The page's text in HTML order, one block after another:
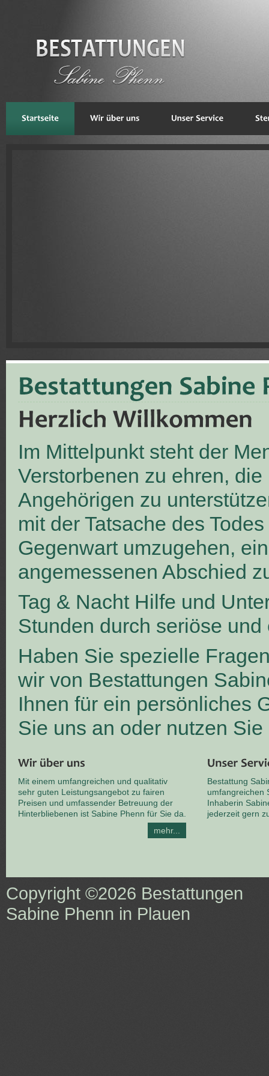
Im Mittelpunkt steht der
Verstorbenen zu ehren, die
Angehörigen zu
mit der Tatsache des
Gegenwart umzugehen,
angemessenen Abschied
Tag & Nacht Hilfe und
Stunden durch seriöse
Haben Sie spezielle
wir von Bestattungen
Ihnen für ein persönliches
Sie uns an oder nutzen
Mit einem umfangreichen und qualitativ
sehr guten Leistungsangebot zu fairen
Preisen und umfassender Betreuung der
Hinterbliebenen ist Sabine Phenn für Sie da.
mehr...
Bestattung
umfangreichen
Inhaberin
jederzeit gern
Copyright ©2026 Bestattungen
Sabine Phenn in Plauen